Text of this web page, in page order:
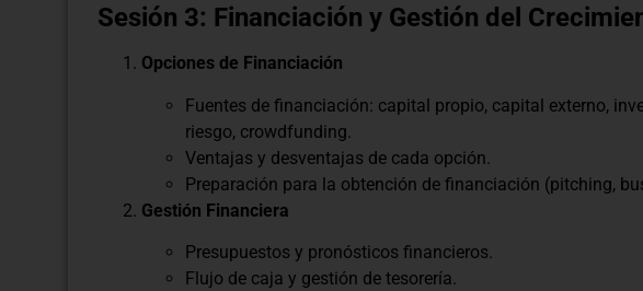
Sesión 3: Financiación y Gestión del
Opciones de Financiación
Fuentes de financiación: capital propio, capital externo,
riesgo, crowdfunding.
Ventajas y desventajas de cada opción.
Preparación para la obtención de financiación (pitching,
Gestión Financiera
Presupuestos y pronósticos financieros.
Flujo de caja y gestión de tesorería.